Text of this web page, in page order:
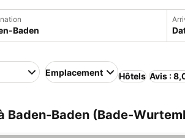
Emplacement Hôtels Avis :
Baden-Baden (Bade-